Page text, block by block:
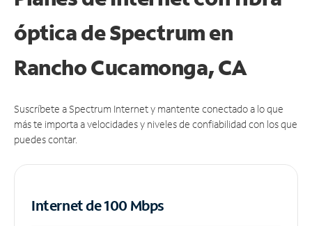
óptica de Spectrum en
Rancho Cucamonga, CA
Suscríbete a Spectrum Internet y mantente conectado a lo que
más te importa a velocidades y niveles de confiabilidad con los que
puedes contar.
Internet de 100 Mbps